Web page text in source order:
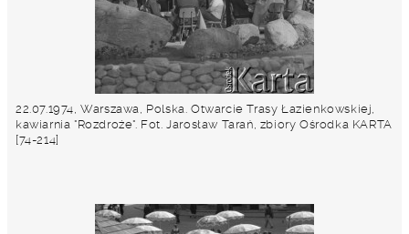
22.07.1974, Warszawa, Polska. Otwarcie Trasy Łazienkowskiej,
kawiarnia "Rozdroże". Fot. Jarosław Tarań, zbiory Ośrodka KARTA
[74-214]